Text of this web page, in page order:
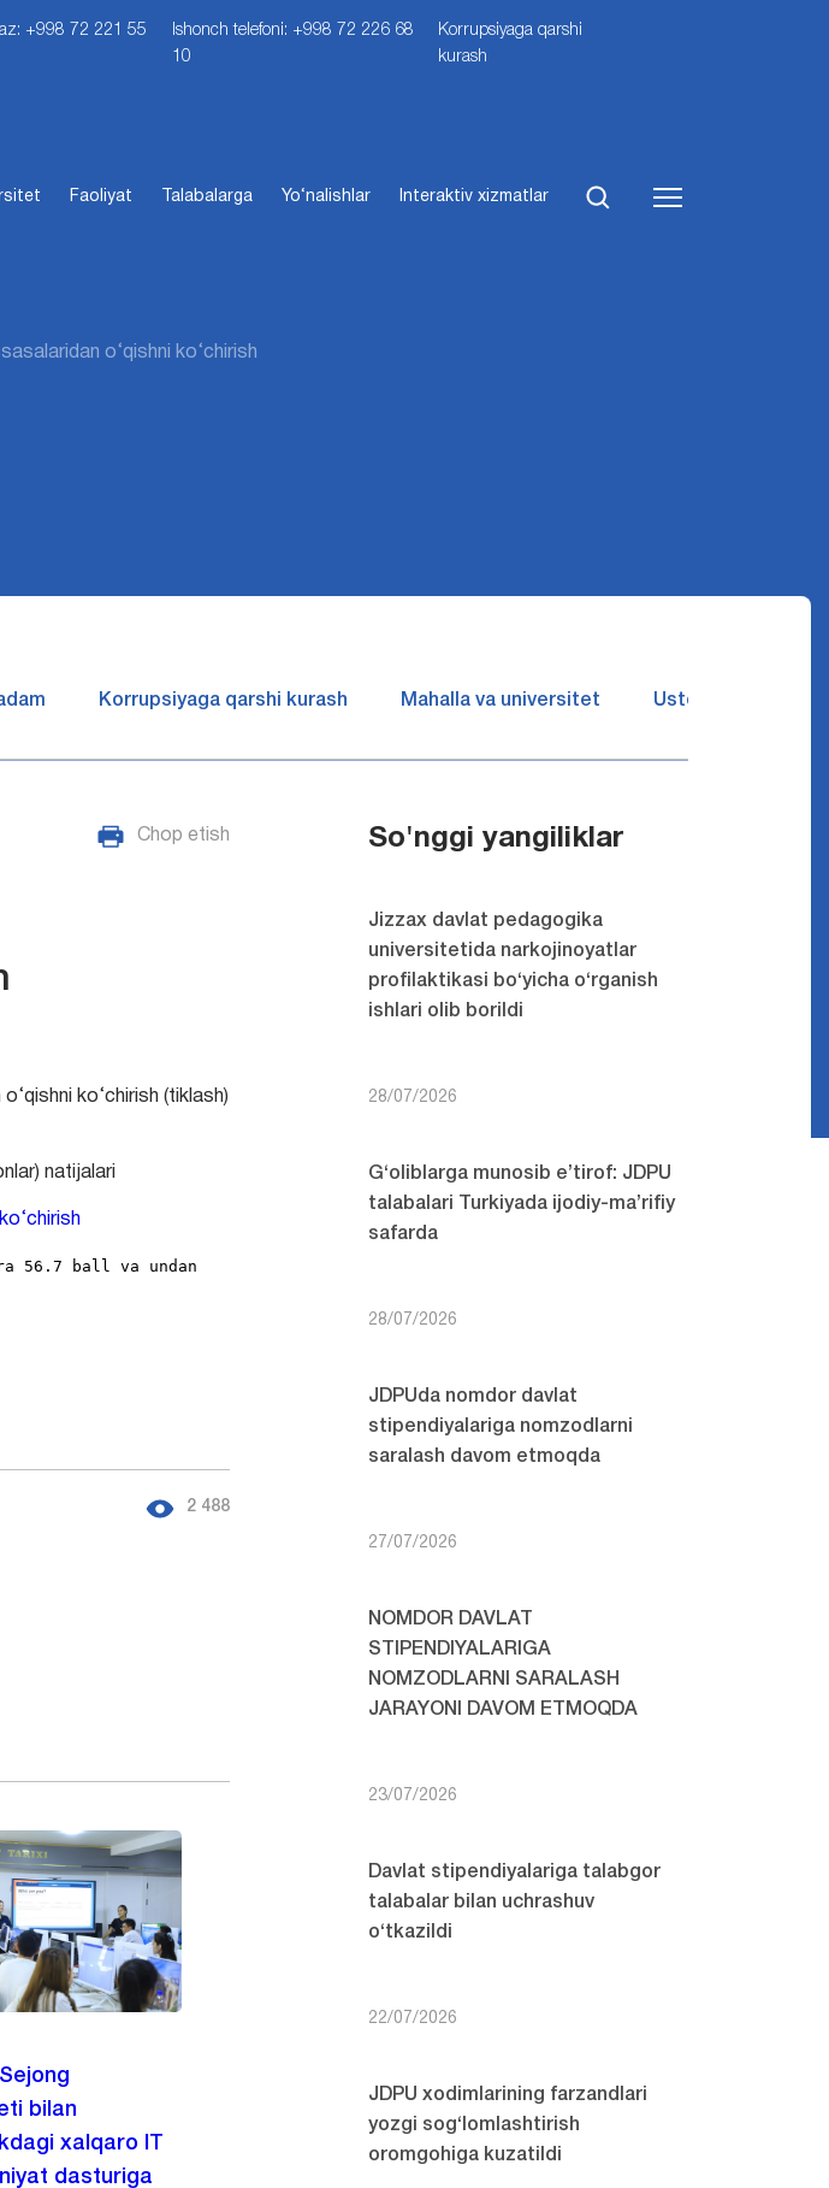
+998 72 221 55
Ishonch telefoni: +998 72 226 68
10
Korrupsiyaga qarshi
kurash
Faoliyat Talabalarga Yo‘nalishlar Interaktiv xizmatlar
o‘qishni ko‘chirish
Korrupsiyaga qarshi kurash Mahalla va universitet Ustozlar suhbatin
Chop etish
ko‘chirish (tiklash)
natijalari
56.7 ball va undan
2 488
bilan
xalqaro IT
dasturiga
So'nggi yangiliklar
Jizzax davlat pedagogika
universitetida narkojinoyatlar
profilaktikasi bo‘yicha o‘rganish
ishlari olib borildi
28/07/2026
G‘oliblarga munosib e’tirof: JDPU
talabalari Turkiyada ijodiy-ma’rifiy
safarda
28/07/2026
JDPUda nomdor davlat
stipendiyalariga nomzodlarni
saralash davom etmoqda
27/07/2026
NOMDOR DAVLAT
STIPENDIYALARIGA
NOMZODLARNI SARALASH
JARAYONI DAVOM ETMOQDA
23/07/2026
Davlat stipendiyalariga talabgor
talabalar bilan uchrashuv
o‘tkazildi
22/07/2026
JDPU xodimlarining farzandlari
yozgi sog‘lomlashtirish
oromgohiga kuzatildi